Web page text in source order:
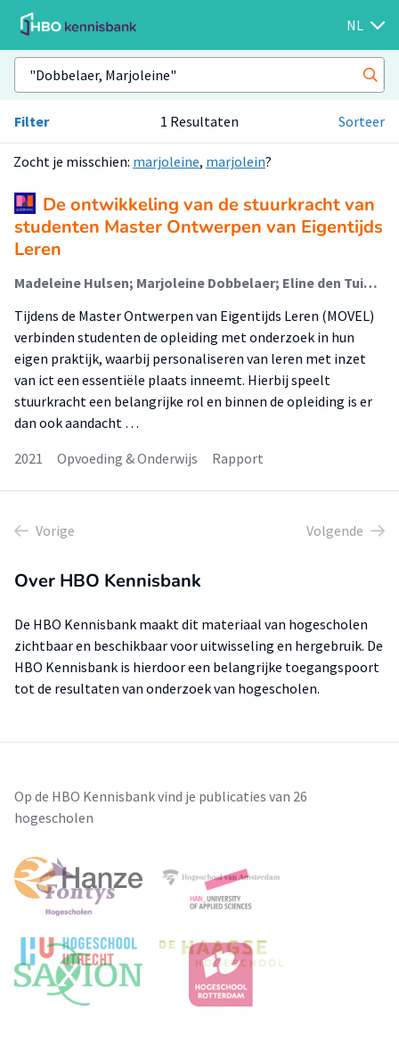
NL
Filter 1 Resultaten Sorteer
Zocht je misschien: marjoleine, marjolein?
De ontwikkeling van de stuurkracht van
studenten Master Ontwerpen van Eigentijds
Leren
Madeleine Hulsen; Marjoleine Dobbelaer; Eline den Tuinder; Helma Oolbekkink; Marijke Kral
Tijdens de Master Ontwerpen van Eigentijds Leren (MOVEL)
verbinden studenten de opleiding met onderzoek in hun
eigen praktijk, waarbij personaliseren van leren met inzet
van ict een essentiële plaats inneemt. Hierbij speelt
stuurkracht een belangrijke rol en binnen de opleiding is er
dan ook aandacht …
2021
Opvoeding & Onderwijs Rapport
Vorige Volgende
Over HBO Kennisbank
De HBO Kennisbank maakt dit materiaal van hogescholen
zichtbaar en beschikbaar voor uitwisseling en hergebruik. De
HBO Kennisbank is hierdoor een belangrijke toegangspoort
tot de resultaten van onderzoek van hogescholen.
Op de HBO Kennisbank vind je publicaties van 26
hogescholen